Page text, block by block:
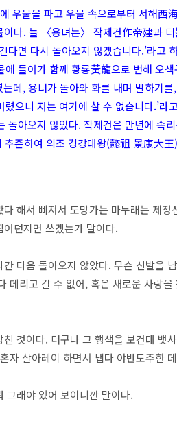
우물을 파고 우물 속으로부터 서해西
다. 늘 〈용녀는〉 작제건作帝建과 더
면 다시 돌아오지 않겠습니다.’라고
들어가 함께 황룡黃龍으로 변해 오
데, 용녀가 돌아와 화를 내며 말하기를
으니 저는 여기에 살 수 없습니다.’라
돌아오지 않았다. 작제건은 만년에 속
존하여 의조 경강대왕(懿祖 景康大
해서 삐져서 도망가는 마누래는 제정
던지면 쓰겠는가 말이다.
다음 돌아오지 않았다. 무슨 신발을
데리고 갈 수 없어, 혹은 새로운 사랑을
것이다. 더구나 그 행색을 보건대 뱃
자 살아레이 하면서 냅다 야반도주한
그래야 있어 보이니깐 말이다.